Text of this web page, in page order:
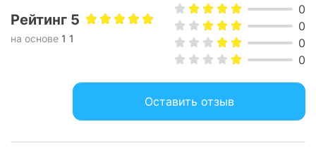
Рейтинг 5
на основе 1 1
0
0
0
0
Оставить отзыв